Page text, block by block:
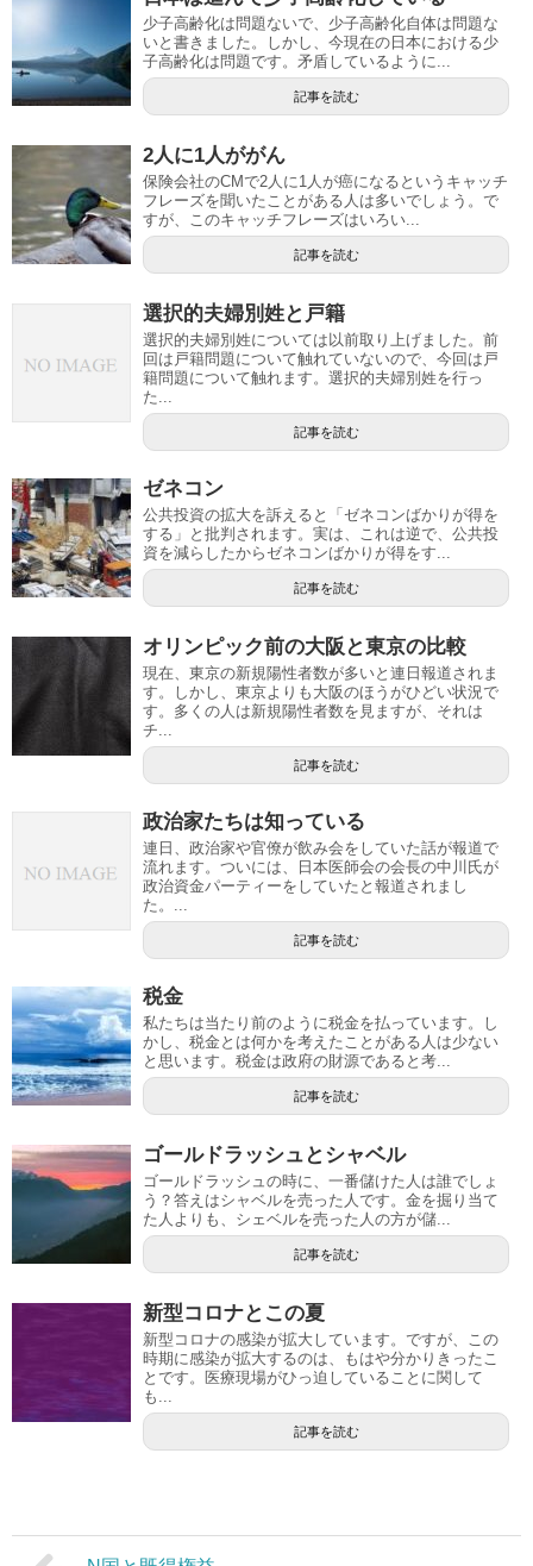
少子高齢化は問題ないで、少子高齢化自体は問題な
いと書きました。しかし、今現在の日本における少
子高齢化は問題です。矛盾しているように...
記事を読む
2人に1人ががん
保険会社のCMで2人に1人が癌になるというキャッチ
フレーズを聞いたことがある人は多いでしょう。で
すが、このキャッチフレーズはいろい...
記事を読む
選択的夫婦別姓と戸籍
選択的夫婦別姓については以前取り上げました。前
回は戸籍問題について触れていないので、今回は戸
籍問題について触れます。選択的夫婦別姓を行っ
た...
記事を読む
ゼネコン
公共投資の拡大を訴えると「ゼネコンばかりが得を
する」と批判されます。実は、これは逆で、公共投
資を減らしたからゼネコンばかりが得をす...
記事を読む
オリンピック前の大阪と東京の比較
現在、東京の新規陽性者数が多いと連日報道されま
す。しかし、東京よりも大阪のほうがひどい状況で
す。多くの人は新規陽性者数を見ますが、それは
チ...
記事を読む
政治家たちは知っている
連日、政治家や官僚が飲み会をしていた話が報道で
流れます。ついには、日本医師会の会長の中川氏が
政治資金パーティーをしていたと報道されまし
た。...
記事を読む
税金
私たちは当たり前のように税金を払っています。し
かし、税金とは何かを考えたことがある人は少ない
と思います。税金は政府の財源であると考...
記事を読む
ゴールドラッシュとシャベル
ゴールドラッシュの時に、一番儲けた人は誰でしょ
う？答えはシャベルを売った人です。金を掘り当て
た人よりも、シェベルを売った人の方が儲...
記事を読む
新型コロナとこの夏
新型コロナの感染が拡大しています。ですが、この
時期に感染が拡大するのは、もはや分かりきったこ
とです。医療現場がひっ迫していることに関して
も...
記事を読む